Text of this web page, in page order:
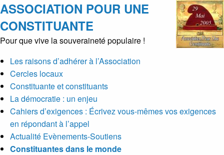
ASSOCIATION POUR UNE
CONSTITUANTE
Pour que vive la souveraineté populaire !
Les raisons d’adhérer à l’Association
Cercles locaux
Constituante et constituants
La démocratie : un enjeu
Cahiers d’exigences : Écrivez vous-mêmes vos exigences
en répondant à l’appel
Actualité Evènements-Soutiens
Constituantes dans le monde